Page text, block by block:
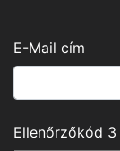
E-Mail cím
Ellenőrzőkód 3